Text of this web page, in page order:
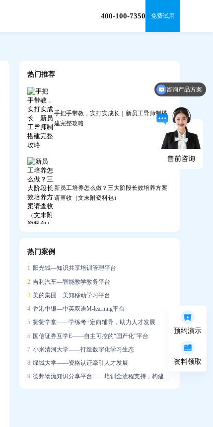
400-100-7350 免费试用
热门推荐
手把手带教，实打实成长｜新员工导师制搭
建完整攻略
新员工培养怎么做？三大阶段长效培养方案
请查收（文末附资料包）
快速成长？
销售能力增长「看得见」
热门案例
1 阳光城—知识共享培训管理平台
2 吉利汽车—智能教学教务平台
3 美的集团—美知移动学习平台
4 香港中银—中英双语M-learning平台
5 赞赞学堂——学练考+定向辅导，助力人才发展
6 国信证券互学E——自主可控的“国产化”平台
7 小米清河大学——打造数字化学习生态
8 绿城大学——资格认证牵引人才发展
9 德邦物流知识分享平台——培训全流程支持，构建学习社区
预约演示
资料领取
咨询产品方案